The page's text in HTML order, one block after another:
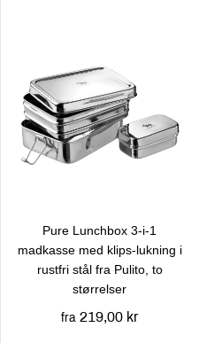
Pure Lunchbox 3-i-1
madkasse med klips-lukning i
rustfri stål fra Pulito, to
størrelser
fra 219,00 kr